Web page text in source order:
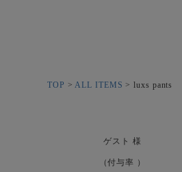
TOP ALL ITEMS luxs pants
ゲスト 様
（付与率 ）